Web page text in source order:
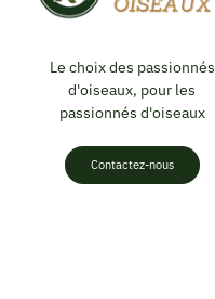
Le choix des passionnés
d'oiseaux, pour les
passionnés d'oiseaux
Contactez-nous